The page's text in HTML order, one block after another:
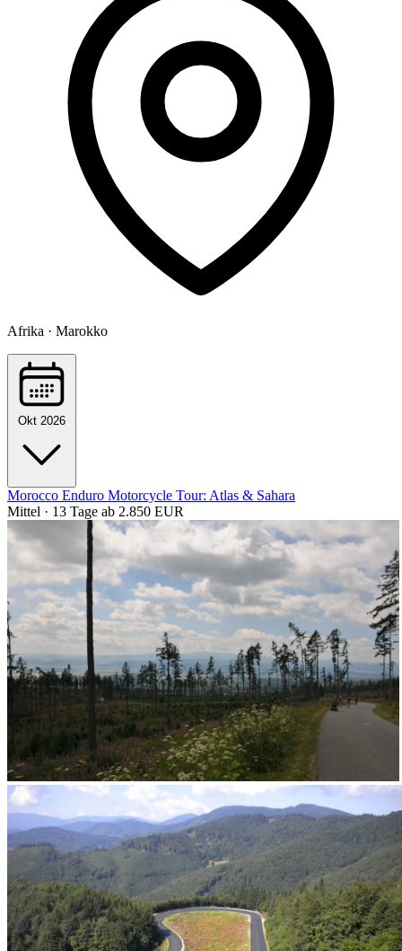
Afrika · Marokko
Okt 2026
Morocco Enduro Motorcycle Tour: Atlas & Sahara
Mittel · 13 Tage ab 2.850 EUR